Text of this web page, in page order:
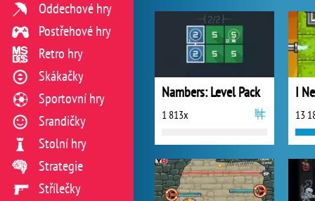
Nambers: Level Pack
1 813x
I
13
Oddechové hry
Postřehové hry
Retro hry
Skákačky
Sportovní hry
Srandičky
Stolní hry
Strategie
Střílečky